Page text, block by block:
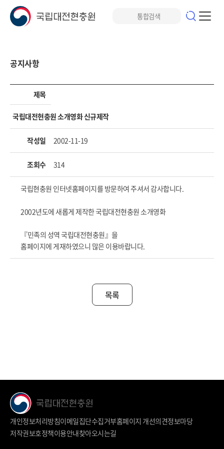
공지사항
제목
국립대전현충원 소개영화 신규제작
작성일 2002-11-19
조회수 314
국립현충원 인터넷홈페이지를 방문하여 주셔서 감사합니다.
2002년도에 새롭게 제작한 국립대전현충원 소개영화
『민족의 성역 국립대전현충원』 을
홈페이지에 게재하였으니 많은 이용바랍니다.
목록
개인정보처리방침이메일집단수집거부홈페이지 개선의견정보마당
저작권보호정책이용안내찾아오시는길